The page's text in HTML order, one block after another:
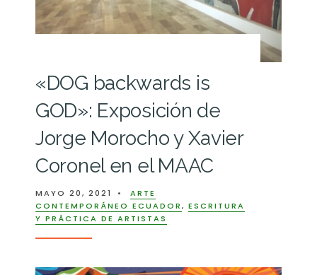
«DOG backwards is
GOD»: Exposición de
Jorge Morocho y Xavier
Coronel en el MAAC
MAYO 20, 2021 •
ARTE
CONTEMPORÁNEO ECUADOR, ESCRITURA
Y PRÁCTICA DE ARTISTAS